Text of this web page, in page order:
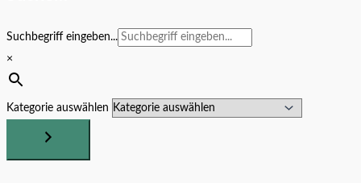
Suchbegriff eingeben...
×
Kategorie auswählen